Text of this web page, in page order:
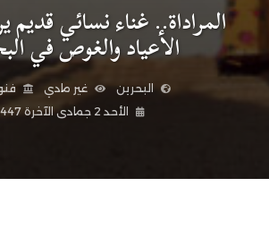
المراداة.. غناء نسائي
الأعياد والغوص في
البحرين غير مادي
الأحد 2 جمادى الآخرة 1447هـ